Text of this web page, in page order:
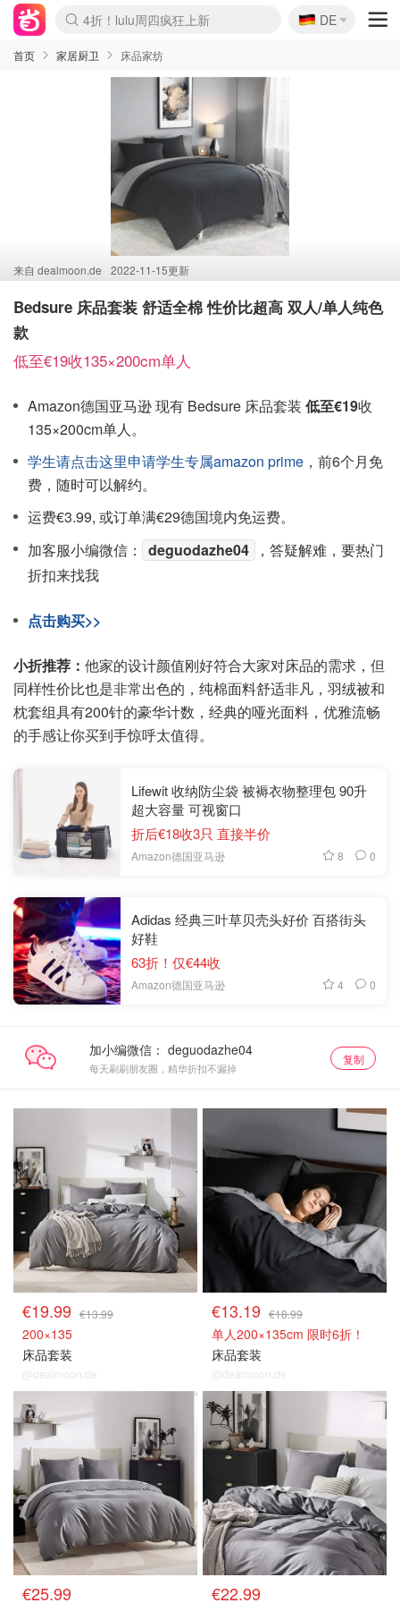
Boticinal 夏促开抢！
4折！lulu周四疯狂上新
还没结束！&OtherStories大促
Joybuy变相75折 随时失效
速领！Stanley独家85折
疑似霸哥！Camper额外叠85折
Zalando 奥莱闪促！每日更新
Moncler反季囤！5折起+叠9折
Coach Brooklyn仅€192
🇩🇪
DE
首页 家居厨卫 床品家纺
来自 dealmoon.de 2022-11-15更新
Bedsure 床品套装 舒适全棉 性价比超高 双人/单人纯色
款
低至€19收135×200cm单人
Amazon德国亚马逊 现有 Bedsure 床品套装 低至€19收
135×200cm单人。
学生请点击这里申请学生专属amazon prime ，前6个月免
费，随时可以解约。
运费€3.99, 或订单满€29德国境内免运费。
加客服小编微信：
deguodazhe04
，答疑解难，要热门
折扣来找我
点击购买>>
小折推荐： 他家的设计颜值刚好符合大家对床品的需求，但
同样性价比也是非常出色的，纯棉面料舒适非凡，羽绒被和
枕套组具有200针的豪华计数，经典的哑光面料，优雅流畅
的手感让你买到手惊呼太值得。
Lifewit 收纳防尘袋 被褥衣物整理包 90升
超大容量 可视窗口
折后€18收3只 直接半价
Amazon德国亚马逊 8 0
Adidas 经典三叶草贝壳头好价 百搭街头
好鞋
63折！仅€44收
Amazon德国亚马逊 4 0
加小编微信：
每天刷刷朋友圈，精华折扣不漏掉
复制
€19.99 €13.99
200×135
床品套装
@dealmoon.de
€13.19 €18.99
单人200×135cm 限时6折！
床品套装
@dealmoon.de
€25.99 €22.99